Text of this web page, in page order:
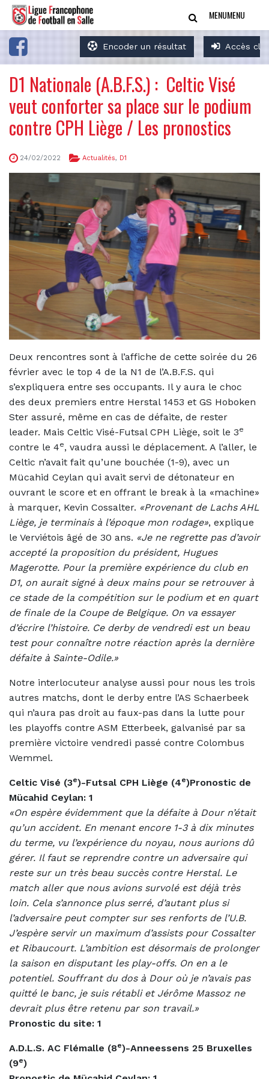
Encoder un résultat Accès
MENUMENU
D1 Nationale (A.B.F.S.) : Celtic Visé
veut conforter sa place sur le podium
contre CPH Liège / Les pronostics
24/02/2022 Actualités, D1
Deux rencontres sont à l’affiche de cette soirée du 26
février avec le top 4 de la N1 de l’A.B.F.S. qui
s’expliquera entre ses occupants. Il y aura le choc
des deux premiers entre Herstal 1453 et GS Hoboken
Ster assuré, même en cas de défaite, de rester
leader. Mais Celtic Visé-Futsal CPH Liège, soit le 3e
contre le 4e, vaudra aussi le déplacement. A l’aller, le
Celtic n’avait fait qu’une bouchée (1-9), avec un
Mücahid Ceylan qui avait servi de détonateur en
ouvrant le score et en offrant le break à la «machine»
à marquer, Kevin Cossalter. «Provenant de Lachs AHL
Liège, je terminais à l’époque mon rodage», explique
le Verviétois âgé de 30 ans. «Je ne regrette pas d’avoir
accepté la proposition du président, Hugues
Magerotte. Pour la première expérience du club en
D1, on aurait signé à deux mains pour se retrouver à
ce stade de la compétition sur le podium et en quart
de finale de la Coupe de Belgique. On va essayer
d’écrire l’histoire. Ce derby de vendredi est un beau
test pour connaître notre réaction après la dernière
défaite à Sainte-Odile.»
Notre interlocuteur analyse aussi pour nous les trois
autres matchs, dont le derby entre l’AS Schaerbeek
qui n’aura pas droit au faux-pas dans la lutte pour
les playoffs contre ASM Etterbeek, galvanisé par sa
première victoire vendredi passé contre Colombus
Wemmel.
Celtic Visé (3e)-Futsal CPH Liège (4e)Pronostic de
Mücahid Ceylan: 1
«On espère évidemment que la défaite à Dour n’était
qu’un accident. En menant encore 1-3 à dix minutes
du terme, vu l’expérience du noyau, nous aurions dû
gérer. Il faut se reprendre contre un adversaire qui
reste sur un très beau succès contre Herstal. Le
match aller que nous avions survolé est déjà très
loin. Cela s’annonce plus serré, d’autant plus si
l’adversaire peut compter sur ses renforts de l’U.B.
J’espère servir un maximum d’assists pour Cossalter
et Ribaucourt. L’ambition est désormais de prolonger
la saison en disputant les play-offs. On en a le
potentiel. Souffrant du dos à Dour où je n’avais pas
quitté le banc, je suis rétabli et Jérôme Massoz ne
devrait plus être retenu par son travail.»
Pronostic du site: 1
A.D.L.S. AC Flémalle (8e)-Anneessens 25 Bruxelles
(9e)